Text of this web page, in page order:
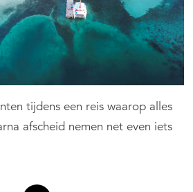
tijdens een reis waarop alles
afscheid nemen net even iets